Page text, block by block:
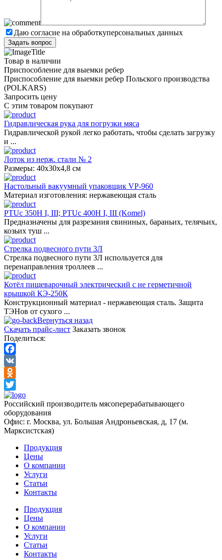
Даю согласие на обработкуперсональных данных
Товар в наличии
Приспособление для выемки ребер
Приспособление для выемки ребер Польского производства
(POLKARS)
Запросить цену
С этим товаром покупают
Гидравлическая рука для погрузки мяса
Гидравлической рукой легко работать, чтобы сделать загрузку
и ...
Лоток из нерж. стали № 2
Размеры: 40х30х4,8 см
Настольный вакуумный упаковщик VP-960
Материал изготовления: нержавеющая сталь
PTUc 350H I, III; PTUc 400H I, III (Komel)
Предназначены для разрезания свининых, бараньих, телячьих,
козьих туш ...
Стрелка подвесного пути 3Л
Стрелка подвесного пути 3Л используется для
перенаправления троллеев ...
Котёл пищеварочный электрический с не герметичной
крышкой КЭ-250К
Конструкционный материал - нержавеющая сталь. Защита
ТЭНов от сухого ...
Вернуться назад
Скачать прайс-лист Заказать звонок
Поделиться:
Facebook
VK
Odnoklassniki
Twitter
Российский производитель мясоперерабатывающего
оборудования
Офис: г. Москва, ул. Большая Андроньевская, д, 17 (м.
Марксистская)
Продукция
Цены
О компании
Услуги
Статьи
Контакты
Продукция
Цены
О компании
Услуги
Статьи
Контакты